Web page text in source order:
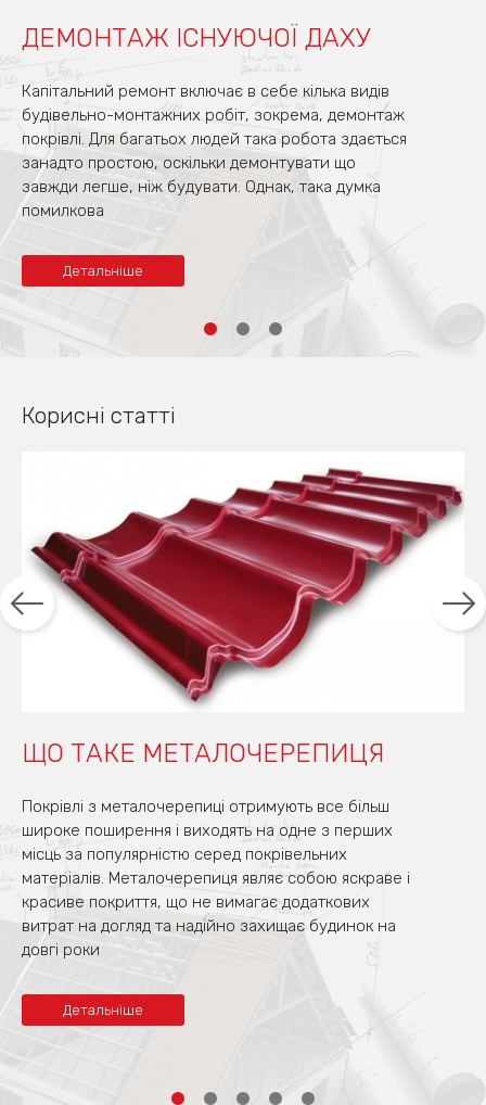
ДЕМОНТАЖ ІСНУЮЧОЇ ДАХУ
Капітальний ремонт включає в себе кілька видів
будівельно-монтажних робіт, зокрема, демонтаж
покрівлі. Для багатьох людей така робота здається
занадто простою, оскільки демонтувати що
завжди легше, ніж будувати. Однак, така думка
помилкова
Детальніше
Корисні статті
ЩО ТАКЕ МЕТАЛОЧЕРЕПИЦЯ
Покрівлі з металочерепиці отримують все більш
широке поширення і виходять на одне з перших
місць за популярністю серед покрівельних
матеріалів. Металочерепиця являє собою яскраве і
красиве покриття, що не вимагає додаткових
витрат на догляд та надійно захищає будинок на
довгі роки
Детальніше